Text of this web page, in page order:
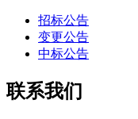
招标公告
变更公告
中标公告
联系我们